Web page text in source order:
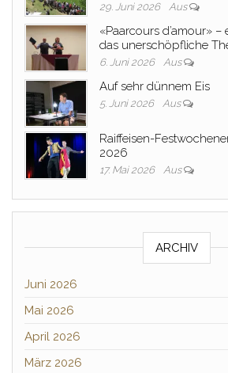
29. Juni 2026 Aus
«Paarcours d’amour» –
das unerschöpfliche
6. Juni 2026 Aus
Auf sehr dünnem Eis
5. Juni 2026 Aus
Raiffeisen-
2026
17. Mai 2026 Aus
ARCHIV
Juni 2026
Mai 2026
April 2026
März 2026